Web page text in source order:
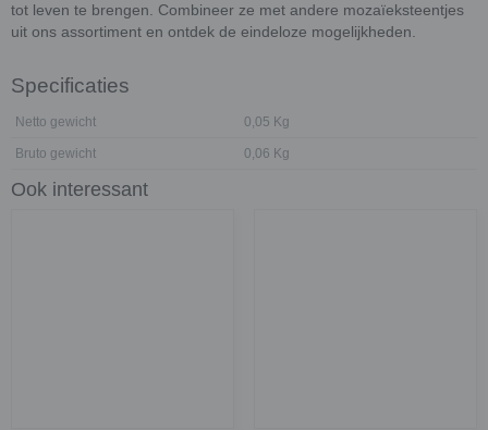
tot leven te brengen. Combineer ze met andere mozaïeksteentjes
uit ons assortiment en ontdek de eindeloze mogelijkheden.
Specificaties
Netto gewicht 0,05 Kg
Bruto gewicht 0,06 Kg
Ook interessant